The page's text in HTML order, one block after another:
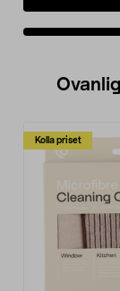
Kolla priset